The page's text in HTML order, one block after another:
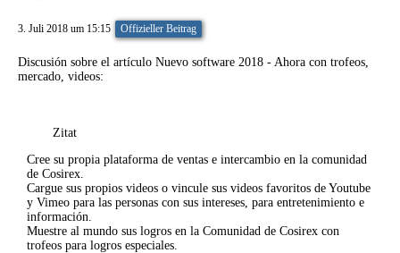
3. Juli 2018 um 15:15 Offizieller Beitrag
Discusión sobre el artículo Nuevo software 2018 - Ahora con trofeos,
mercado, videos:
Zitat
Cree su propia plataforma de ventas e intercambio en la comunidad
de Cosirex.
Cargue sus propios videos o vincule sus videos favoritos de Youtube
y Vimeo para las personas con sus intereses, para entretenimiento e
información.
Muestre al mundo sus logros en la Comunidad de Cosirex con
trofeos para logros especiales.